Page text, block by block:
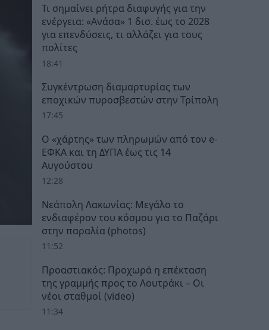
Τι σημαίνει ρήτρα διαφυγής για την
ενέργεια: «Ανάσα» 1 δισ. έως το 2028
για επενδύσεις, τι αλλάζει για τους
πολίτες
18:41
Συγκέντρωση διαμαρτυρίας των
εποχικών πυροσβεστών στην Τρίπολη
17:45
Ο «χάρτης» των πληρωμών από τον e-
ΕΦΚΑ και τη ΔΥΠΑ έως τις 14
Αυγούστου
12:28
Νεάπολη Λακωνίας: Μεγάλο το
ενδιαφέρον του κόσμου για το Παζάρι
στην παραλία (photos)
11:52
Προαστιακός: Προχωρά η επέκταση
της γραμμής προς το Λουτράκι – Οι
νέοι σταθμοί (video)
11:34